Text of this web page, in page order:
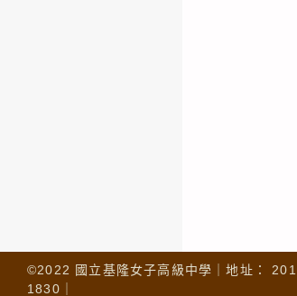
©2022 國立基隆女子高級中學｜地址：
1830｜